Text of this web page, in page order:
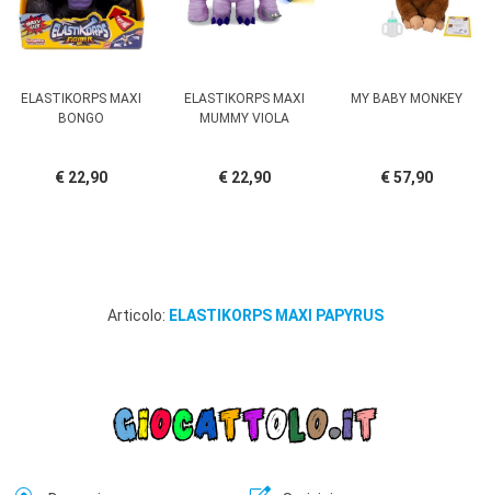
ELASTIKORPS MAXI
BONGO
€ 22,90
ELASTIKORPS MAXI
MUMMY VIOLA
€ 22,90
MY BABY MONKEY
€ 57,90
Articolo: ELASTIKORPS MAXI PAPYRUS